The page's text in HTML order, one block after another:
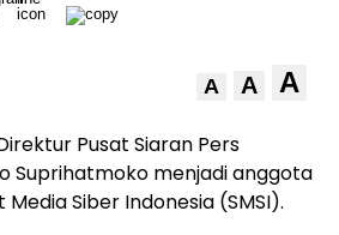
A A A
Pusat Siaran Pers
Suprihatmoko menjadi anggota
Media Siber Indonesia (SMSI).